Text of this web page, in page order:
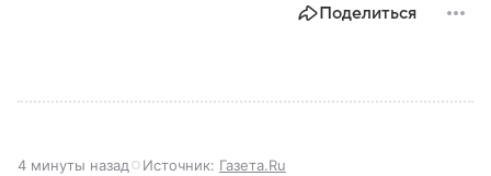
Поделиться
4 минуты назад Источник: Газета.Ru